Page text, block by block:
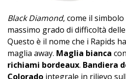
Black Diamond, come il
massimo grado di difficoltà
Questo è il nome che i Rapids
maglia away. Maglia bianca con
richiami bordeaux. Bandiera
Colorado integrale in rilievo